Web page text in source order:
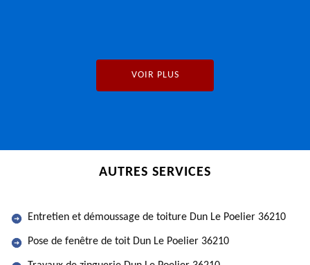
VOIR PLUS
AUTRES SERVICES
Entretien et démoussage de toiture Dun Le Poelier 36210
Pose de fenêtre de toit Dun Le Poelier 36210